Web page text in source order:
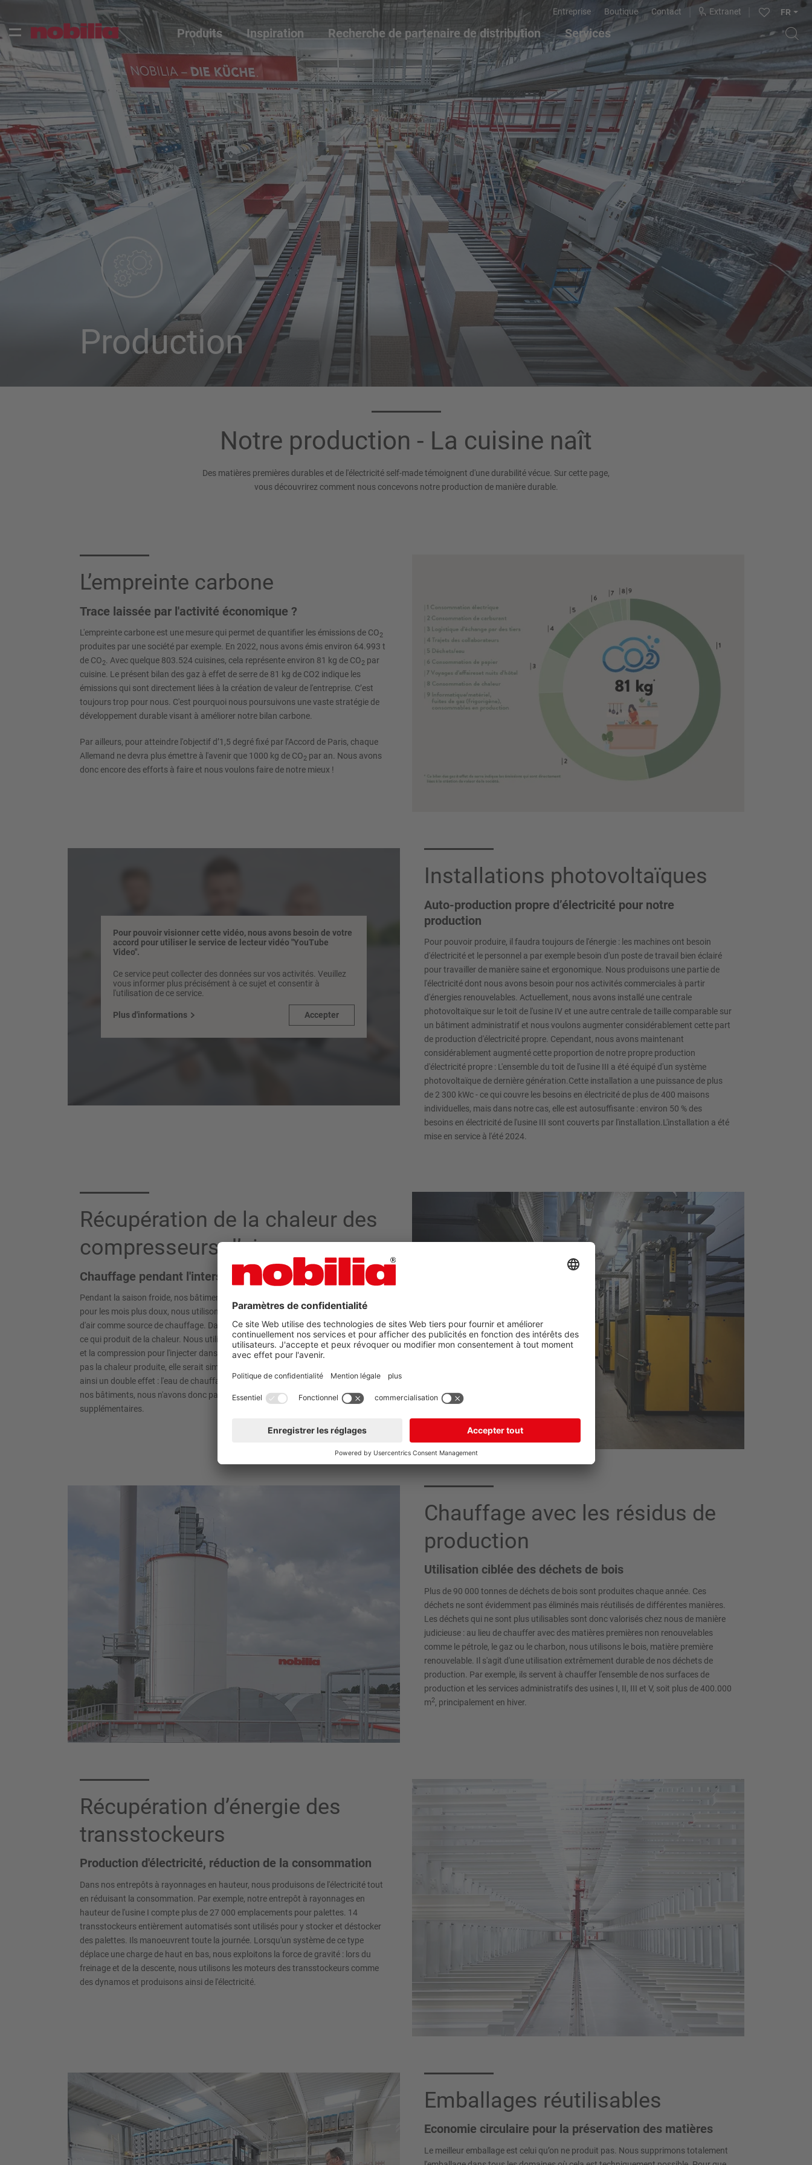
Entreprise Boutique Contact Extranet FR
Produits Inspiration Recherche de partenaire de distribution Services
Production
Notre production - La cuisine naît
Des matières premières durables et de l'électricité self-made témoignent d'une durabilité vécue. Sur cette page,
vous découvrirez comment nous concevons notre production de manière durable.
L’empreinte carbone
Trace laissée par l'activité économique ?
L'empreinte carbone est une mesure qui permet de quantifier les émissions de CO2
produites par une société par exemple. En 2022, nous avons émis environ 64.993 t
de CO2. Avec quelque 803.524 cuisines, cela représente environ 81 kg de CO2 par
cuisine. Le présent bilan des gaz à effet de serre de 81 kg de CO2 indique les
émissions qui sont directement liées à la création de valeur de l'entreprise. C’est
toujours trop pour nous. C'est pourquoi nous poursuivons une vaste stratégie de
développement durable visant à améliorer notre bilan carbone.
Par ailleurs, pour atteindre l'objectif d’1,5 degré fixé par l’Accord de Paris, chaque
Allemand ne devra plus émettre à l'avenir que 1000 kg de CO2 par an. Nous avons
donc encore des efforts à faire et nous voulons faire de notre mieux !
Pour pouvoir visionner cette vidéo, nous avons besoin de votre
accord pour utiliser le service de lecteur vidéo "YouTube
Video".
Ce service peut collecter des données sur vos activités. Veuillez
vous informer plus précisément à ce sujet et consentir à
l'utilisation de ce service.
Plus d'informations Accepter
Installations photovoltaïques
Auto-production propre d’électricité pour notre
production
Pour pouvoir produire, il faudra toujours de l'énergie : les machines ont besoin
d'électricité et le personnel a par exemple besoin d'un poste de travail bien éclairé
pour travailler de manière saine et ergonomique. Nous produisons une partie de
l'électricité dont nous avons besoin pour nos activités commerciales à partir
d'énergies renouvelables. Actuellement, nous avons installé une centrale
photovoltaïque sur le toit de l'usine IV et une autre centrale de taille comparable sur
un bâtiment administratif et nous voulons augmenter considérablement cette part
de production d'électricité propre. Cependant, nous avons maintenant
considérablement augmenté cette proportion de notre propre production
d'électricité propre : L'ensemble du toit de l'usine III a été équipé d'un système
photovoltaïque de dernière génération.Cette installation a une puissance de plus
de 2 300 kWc - ce qui couvre les besoins en électricité de plus de 400 maisons
individuelles, mais dans notre cas, elle est autosuffisante : environ 50 % des
besoins en électricité de l'usine III sont couverts par l'installation.L'installation a été
mise en service à l'été 2024.
Récupération de la chaleur des
compresseurs d’air
Chauffage pendant l'intersaison
Pendant la saison froide, nos bâtiments sont chauffés par des déchets de bois ;
pour les mois plus doux, nous utilisons la chaleur produite par nos compresseurs
d'air comme source de chauffage. Dans ces compresseurs d'air, l'air est comprimé,
ce qui produit de la chaleur. Nous utilisons la chaleur produite par les frottements
et la compression pour l'injecter dans nos circuits de chauffage. Si nous n'utilisions
pas la chaleur produite, elle serait simplement évacuée dans l'air. Nous obtenons
ainsi un double effet : l'eau de chauffage se réchauffe également. Pour chauffer
nos bâtiments, nous n'avons donc pas besoin de brûler des sources d'énergie
supplémentaires.
Chauffage avec les résidus de
production
Utilisation ciblée des déchets de bois
Plus de 90 000 tonnes de déchets de bois sont produites chaque année. Ces
déchets ne sont évidemment pas éliminés mais réutilisés de différentes manières.
Les déchets qui ne sont plus utilisables sont donc valorisés chez nous de manière
judicieuse : au lieu de chauffer avec des matières premières non renouvelables
comme le pétrole, le gaz ou le charbon, nous utilisons le bois, matière première
renouvelable. Il s'agit d'une utilisation extrêmement durable de nos déchets de
production. Par exemple, ils servent à chauffer l'ensemble de nos surfaces de
production et les services administratifs des usines I, II, III et V, soit plus de 400.000
m2, principalement en hiver.
Récupération d’énergie des
transstockeurs
Production d'électricité, réduction de la consommation
Dans nos entrepôts à rayonnages en hauteur, nous produisons de l'électricité tout
en réduisant la consommation. Par exemple, notre entrepôt à rayonnages en
hauteur de l'usine I compte plus de 27 000 emplacements pour palettes. 14
transstockeurs entièrement automatisés sont utilisés pour y stocker et déstocker
des palettes. Ils manoeuvrent toute la journée. Lorsqu'un système de ce type
déplace une charge de haut en bas, nous exploitons la force de gravité : lors du
freinage et de la descente, nous utilisons les moteurs des transstockeurs comme
des dynamos et produisons ainsi de l'électricité.
Emballages réutilisables
Economie circulaire pour la préservation des matières
Le meilleur emballage est celui qu’on ne produit pas. Nous supprimons totalement